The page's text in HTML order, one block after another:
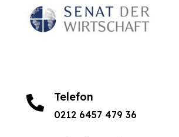
 Telefon
0212 6457 479 36